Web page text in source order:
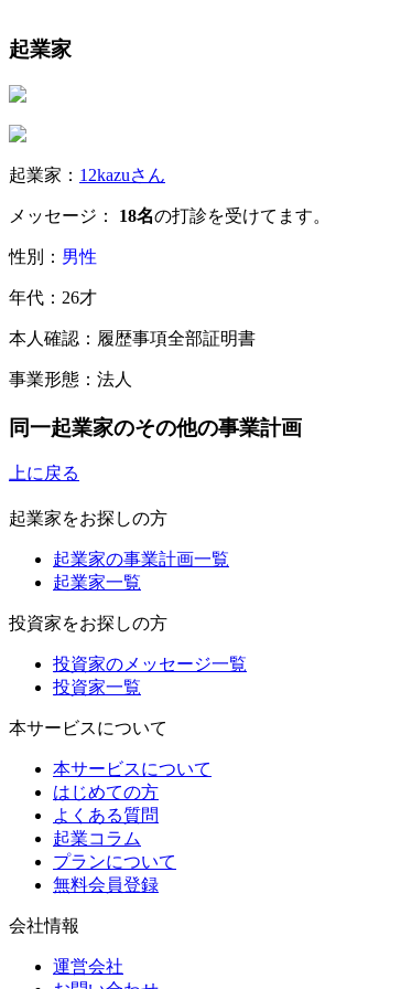
起業家
起業家： 12kazuさん
メッセージ： 18名の打診を受けてます。
性別： 男性
年代：26才
本人確認：履歴事項全部証明書
事業形態：法人
同一起業家のその他の事業計画
上に戻る
起業家をお探しの方
起業家の事業計画一覧
起業家一覧
投資家をお探しの方
投資家のメッセージ一覧
投資家一覧
本サービスについて
本サービスについて
はじめての方
よくある質問
起業コラム
プランについて
無料会員登録
会社情報
運営会社